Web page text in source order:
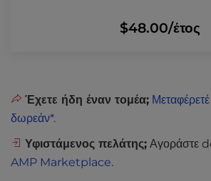
$48.00/έτος
Έχετε ήδη έναν τομέα;
δωρεάν*.
Υφιστάμενος πελάτης; Αγοράστε
AMP Marketplace.